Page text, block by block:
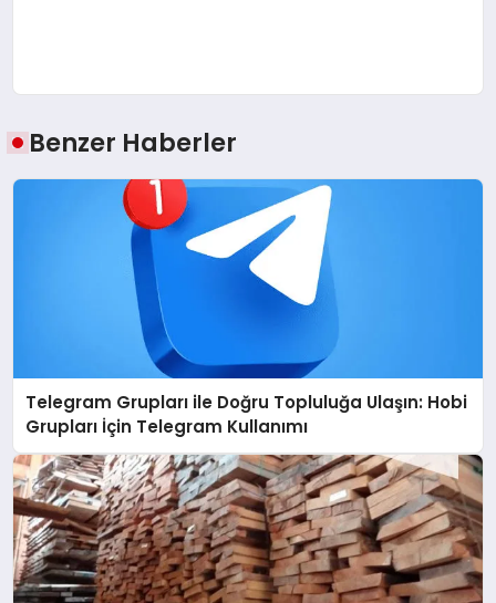
Benzer Haberler
Telegram Grupları ile Doğru Topluluğa Ulaşın: Hobi
Grupları İçin Telegram Kullanımı